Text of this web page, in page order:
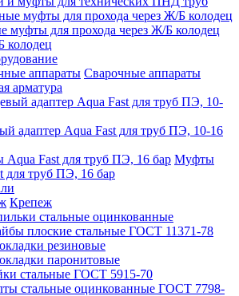
муфты для прохода через Ж/Б колодец
колодец
Сварочные аппараты
арматура
адаптер Aqua Fast для труб ПЭ, 10-16
Муфты
для труб ПЭ, 16 бар
Крепеж
стальные оцинкованные
плоские стальные ГОСТ 11371-78
резиновые
паронитовые
стальные ГОСТ 5915-70
стальные оцинкованные ГОСТ 7798-